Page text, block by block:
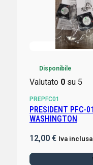
Disponibile
Valutato 0su 5
PREPFC01
PRESIDENT PFC-01 VENTOLA SUPPLEMENTARE PER
WASHINGTON
12,00 € Iva inclusa